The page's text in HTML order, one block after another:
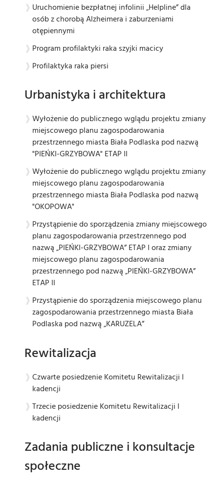
Uruchomienie bezpłatnej infolinii „Helpline” dla
osób z chorobą Alzheimera i zaburzeniami
otępiennymi
Program profilaktyki raka szyjki macicy
Profilaktyka raka piersi
Urbanistyka i architektura
Wyłożenie do publicznego wglądu projektu zmiany
miejscowego planu zagospodarowania
przestrzennego miasta Biała Podlaska pod nazwą
"PIEŃKI-GRZYBOWA" ETAP II
Wyłożenie do publicznego wglądu projektu zmiany
miejscowego planu zagospodarowania
przestrzennego miasta Biała Podlaska pod nazwą
"OKOPOWA"
Przystąpienie do sporządzenia zmiany miejscowego
planu zagospodarowania przestrzennego pod
nazwą „PIEŃKI-GRZYBOWA” ETAP I oraz zmiany
miejscowego planu zagospodarowania
przestrzennego pod nazwą „PIEŃKI-GRZYBOWA”
ETAP II
Przystąpienie do sporządzenia miejscowego planu
zagospodarowania przestrzennego miasta Biała
Podlaska pod nazwą „KARUZELA”
Rewitalizacja
Czwarte posiedzenie Komitetu Rewitalizacji I
kadencji
Trzecie posiedzenie Komitetu Rewitalizacji I
kadencji
Zadania publiczne i konsultacje
społeczne